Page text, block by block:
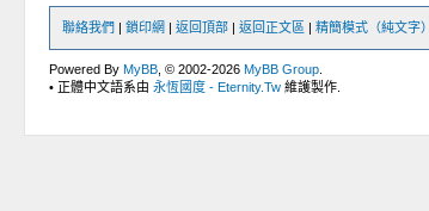
聯絡我們 |鎖印網 |返回頂部 |返回正文區 |精簡模式（純文字）
Powered ByMyBB , © 2002-2026MyBB Group
• 正體中文語系由永恆國度 - Eternity.Tw 維護製作.